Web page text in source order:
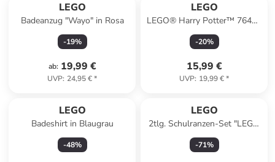
LEGO
Badeanzug "Wayo" in Rosa
-19%
ab: 19,99 €
UVP: 24,95 €*
LEGO
LEGO® Harry Potter™ 76425
"Hedwig im Ligusterweg 4" -
ab 7 Jahren
-20%
15,99 €
UVP: 19,99 €*
LEGO
Badeshirt in Blaugrau
-48%
LEGO
2tlg. Schulranzen-Set "LEGO
NINJAGO" in Grün - (B)42 x
(H)25 x (T)17 cm
-71%